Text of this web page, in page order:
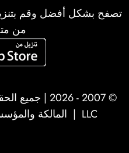
تصفح بشكل أفضل وقم
من
© 2007 - 2026 | جميع الحقوق محفوظة لشركة
LLC | المالكة